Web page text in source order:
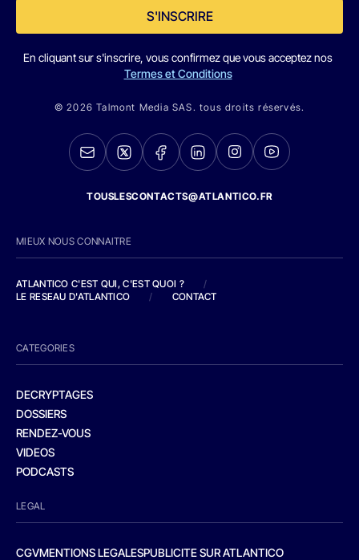
S'INSCRIRE
En cliquant sur s'inscrire, vous confirmez que vous acceptez nos
Termes et Conditions
© 2026 Talmont Media SAS. tous droits réservés.
TOUSLESCONTACTS@ATLANTICO.FR
MIEUX NOUS CONNAITRE
ATLANTICO C'EST QUI, C'EST QUOI ?
/
LE RESEAU D'ATLANTICO
/ CONTACT
CATEGORIES
DECRYPTAGES
DOSSIERS
RENDEZ-VOUS
VIDEOS
PODCASTS
LEGAL
CGVMENTIONS LEGALESPUBLICITE SUR ATLANTICO